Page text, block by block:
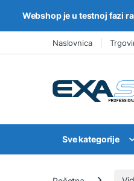
Skip to navigation
Skip to contentNaslovnica
Sve kategorije
Webshop je u testnoj fazi